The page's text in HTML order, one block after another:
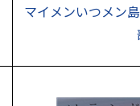
マイメンいつメン